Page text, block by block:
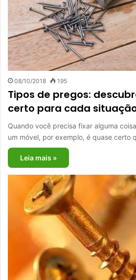
08/10/2018 195
Tipos de pregos:
certo para cada
Quando você precisa fixar alguma
um móvel, por exemplo, é quase certo
Leia mais »